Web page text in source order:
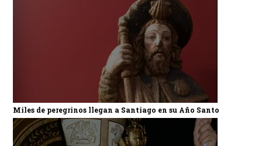
Miles de peregrinos llegan a Santiago en su Año Santo